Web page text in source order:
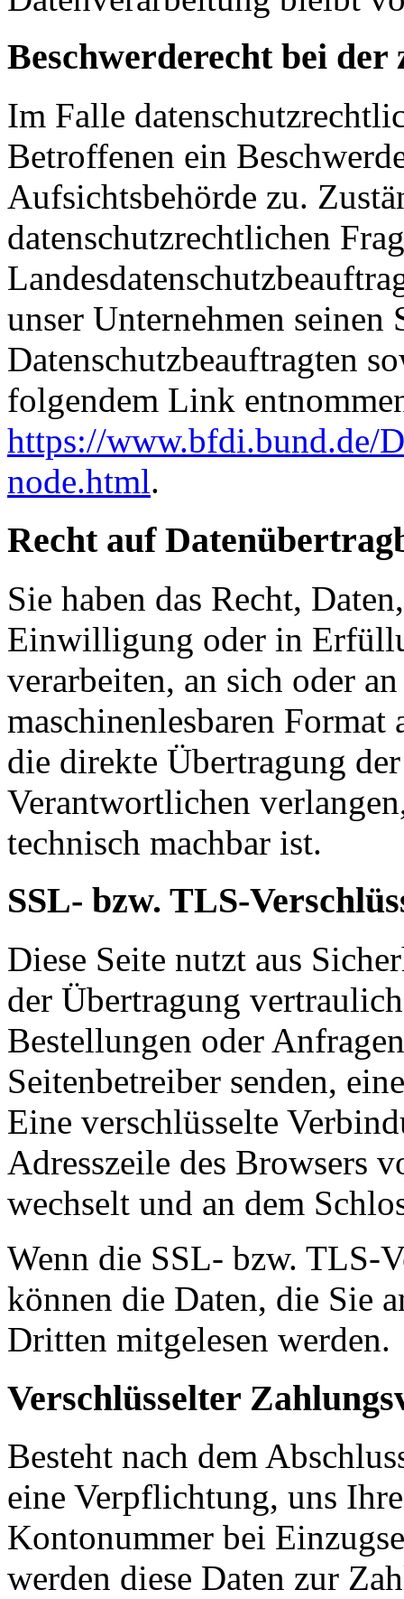
Beschwerderecht bei
Im Falle
Betroffenen ein
Aufsichtsbehörde zu.
datenschutzrechtlichen
unser Unternehmen
Datenschutzbeauftragten
folgendem Link
https://www.bfdi.bund.de/
node.html.
Recht auf
Sie haben das Recht,
Einwilligung oder in
verarbeiten, an sich oder
maschinenlesbaren Format
die direkte Übertragung
Verantwortlichen
technisch machbar ist.
SSL- bzw. TLS-
Diese Seite nutzt aus
der Übertragung
Bestellungen oder
Seitenbetreiber senden,
Eine verschlüsselte
Adresszeile des Browsers
wechselt und an dem
Wenn die SSL- bzw. TLS-
können die Daten, die Sie
Dritten mitgelesen werden.
Verschlüsselter
Besteht nach dem
eine Verpflichtung, uns
Kontonummer bei
werden diese Daten zur